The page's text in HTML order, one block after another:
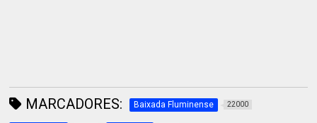
MARCADORES: Baixada Fluminense 22000